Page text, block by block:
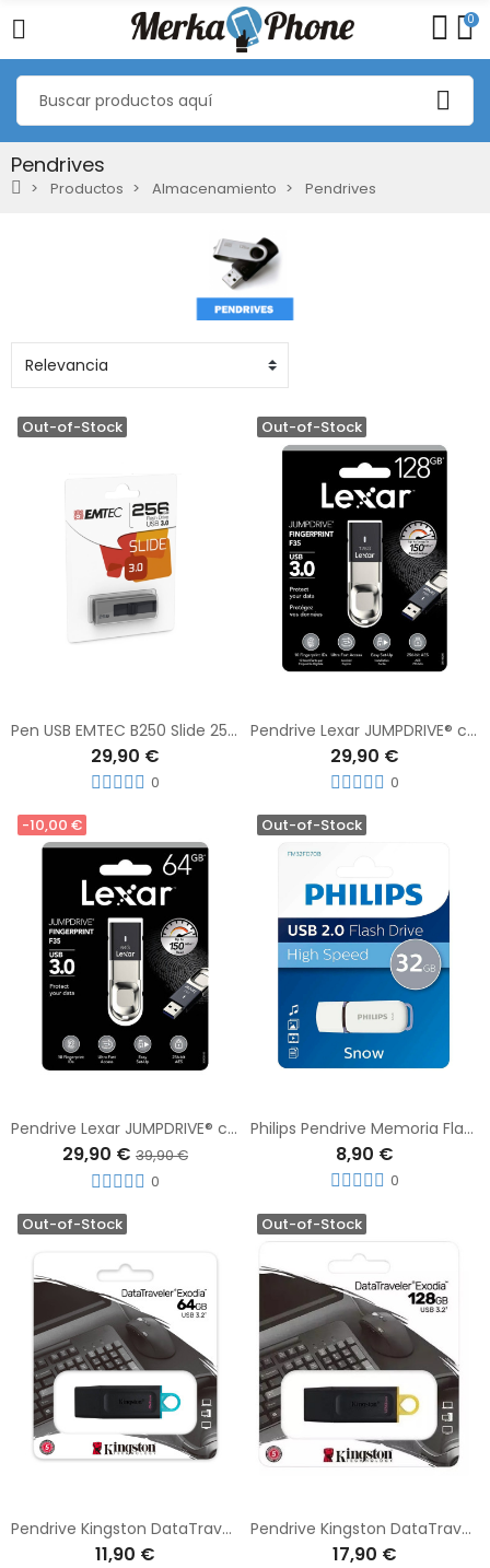
0
Pendrives
Productos Almacenamiento Pendrives
Out-of-Stock
Pen USB EMTEC B250 Slide 256 GB 3.0
29,90 €
0
Out-of-Stock
Pendrive Lexar JUMPDRIVE® con Lector de Huella F35 32GB USB 3.0 150MB/s
29,90 €
0
-10,00 €
Pendrive Lexar JUMPDRIVE® con Lector de Huella F35 64GB USB 3.0 150MB/s
29,90 € 39,90 €
0
Out-of-Stock
Philips Pendrive Memoria Flash 2.0 USB 32GB
8,90 €
0
Out-of-Stock
Pendrive Kingston DataTraveler® Exodia™ 64GB 3.2'
11,90 €
Out-of-Stock
Pendrive Kingston DataTraveler® Exodia™ 128GB 3.2´
17,90 €